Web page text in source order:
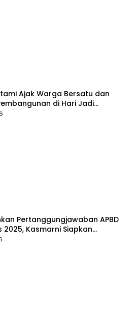
Ajak Warga Bersatu dan
di Hari Jadi
514
Pertanggungjawaban APBD
2025, Kasmarni Siapkan
SiLPA